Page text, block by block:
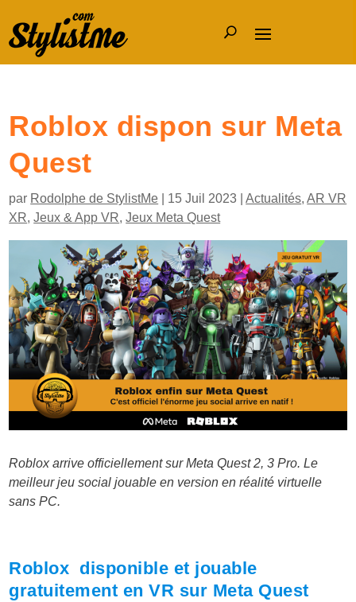
Roblox dispon sur Meta
Quest
par Rodolphe de StylistMe 15 Juil 2023 |Actualités,AR VR
XR,Jeux & App VR,Jeux Meta Quest
Roblox arrive officiellement sur Meta Quest 2, 3 Pro. Le
meilleur jeu social jouable en version en réalité virtuelle
sans PC.
Roblox disponible et jouable
gratuitement en VR sur Meta Quest